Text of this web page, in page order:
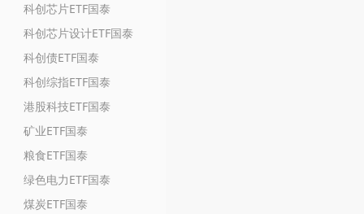
科创芯片ETF国泰
科创芯片设计ETF国泰
科创债ETF国泰
科创综指ETF国泰
港股科技ETF国泰
矿业ETF国泰
粮食ETF国泰
绿色电力ETF国泰
煤炭ETF国泰